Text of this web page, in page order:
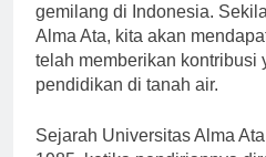
gemilang di Indonesia.
Alma Ata, kita akan
telah memberikan kontribusi
pendidikan di tanah air.
Sejarah Universitas Alma